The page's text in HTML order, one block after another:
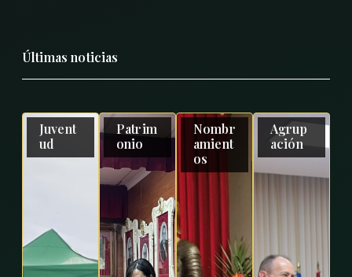
Últimas noticias
Juvent
ud
Patrim
onio
Nombr
amient
os
Agrup
ación